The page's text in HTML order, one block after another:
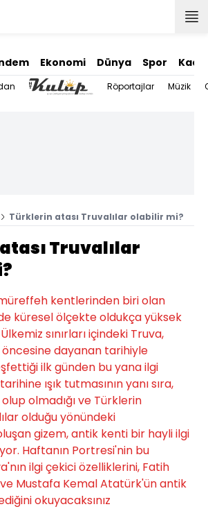
Ekonomi Dünya Spor
Röportajlar Müzik
Türklerin atası Truvalılar olabilir mi?
Truvalılar
kentlerinden biri olan
küresel ölçekte oldukça yüksek
sınırları içindeki Truva,
öncesine dayanan tarihiyle
ilk günden bu yana ilgi
ışık tutmasının yanı sıra,
olup olmadığı ve Türklerin
olduğu yönündeki
gizem, antik kenti bir hayli ilgi
Haftanın Portresi'nin bu
ilgi çekici özelliklerini, Fatih
Mustafa Kemal Atatürk'ün antik
okuyacaksınız